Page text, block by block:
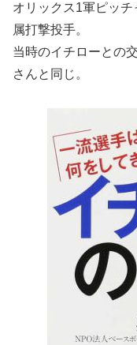
オリックス1軍ピッ
属打撃投手。
当時のイチローとの
さんと同じ。